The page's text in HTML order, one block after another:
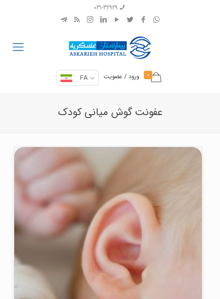
031-32929
0 ورود / عضویت FA
عفونت گوش میانی کودک